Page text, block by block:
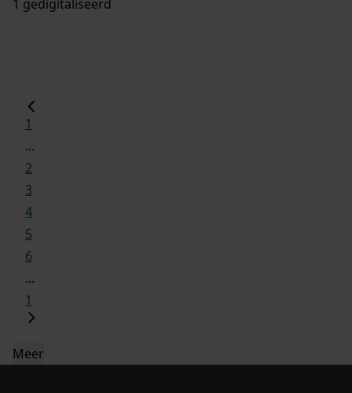
1 gedigitaliseerd
1
...
2
3
4
5
6
...
1
Meer